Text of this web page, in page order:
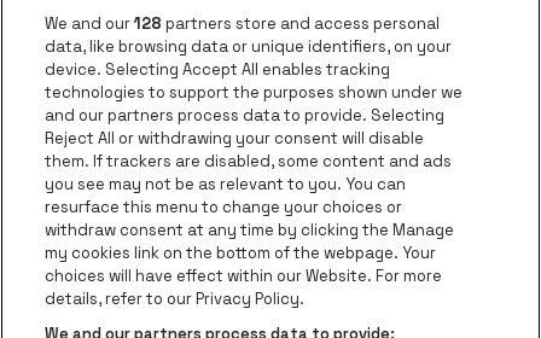
Ga naar de website van
Ga naar
Ga naar de website van Europcar
Ga naar de
Ga naar de website van Coca-Cola
Ga naar de website van
Ga naar de
Ga naar de website van Champagne
Ga naar de website
Ga naar de website van Het
Ga naar de
AFAS Dome is een deel van be•at
AFAS Dome
We and our128 partners store and access personal
data, like browsing data or unique identifiers, on your
device. Selecting Accept All enables tracking
technologies to support the purposes shown under we
and our partners process data to provide. Selecting
Reject All or withdrawing your consent will disable
them. If trackers are disabled, some content and ads
you see may not be as relevant to you. You can
resurface this menu to change your choices or
withdraw consent at any time by clicking the Manage
my cookies link on the bottom of the webpage. Your
choices will have effect within our Website. For more
details, refer to our Privacy Policy.
We and our partners process data to provide: